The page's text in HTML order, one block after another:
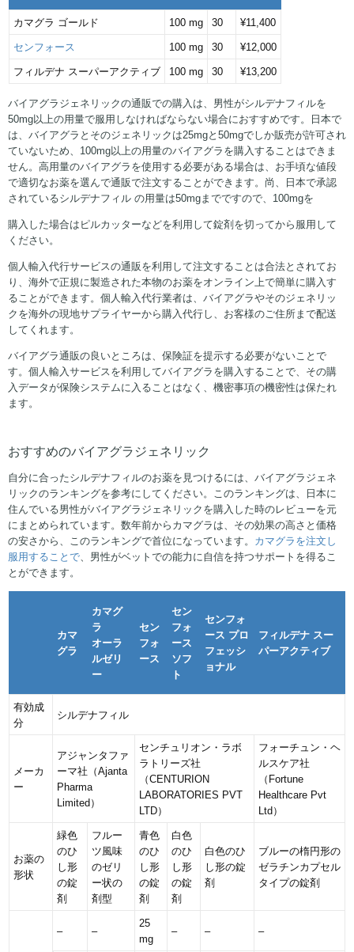
カマグラ ゴールド 100 mg 30
¥11,400
センフォース
100 mg 30
¥12,000
フィルデナ スーパーアクティブ
100 mg 30 ¥13,200
バイアグラジェネリックの通販での購入は、男性がシルデナフィルを
50mg以上の用量で服用しなければならない場合におすすめです。日本で
は、バイアグラとそのジェネリックは25mgと50mgでしか販売が許可され
ていないため、100mg以上の用量のバイアグラを購入することはできま
せん。高用量のバイアグラを使用する必要がある場合は、お手頃な値段
で適切なお薬を選んで通販で注文することができます。尚、日本で承認
されているシルデナフィル の用量は50mgまでですので、100mgを
購入した場合はピルカッターなどを利用して錠剤を切ってから服用して
ください。
個人輸入代行サービスの通販を利用して注文することは合法とされてお
り、海外で正規に製造された本物のお薬をオンライン上で簡単に購入す
ることができます。個人輸入代行業者は、バイアグラやそのジェネリッ
クを海外の現地サプライヤーから購入代行し、お客様のご住所まで配送
してくれます。
バイアグラ通販の良いところは、保険証を提示する必要がないことで
す。個人輸入サービスを利用してバイアグラを購入することで、その購
入データが保険システムに入ることはなく、機密事項の機密性は保たれ
ます。
おすすめのバイアグラジェネリック
自分に合ったシルデナフィルのお薬を見つけるには、バイアグラジェネ
リックのランキングを参考にしてください。このランキングは、日本に
住んでいる男性がバイアグラジェネリックを購入した時のレビューを元
にまとめられています。数年前からカマグラは、その効果の高さと価格
の安さから、このランキングで首位になっています。 カマグラを注文し
服用することで 、男性がベットでの能力に自信を持つサポートを得るこ
とができます。
カマ
グラ
カマグ
ラ
オーラ
ルゼリ
ー
セン
フォ
ース
セン
フォ
ース
ソフ
ト
センフォ
ース プロ
フェッシ
ョナル
フィルデナ スー
パーアクティブ
有効成
分
シルデナフィル
メーカ
ー
アジャンタファ
ーマ社（Ajanta
Pharma
Limited）
センチュリオン・ラボ
ラトリーズ社
（CENTURION
LABORATORIES PVT
LTD）
フォーチュン・ヘ
ルスケア社
（Fortune
Healthcare Pvt
Ltd）
お薬の
形状
緑色
のひ
し形
の錠
剤
フルー
ツ風味
のゼリ
ー状の
剤型
青色
のひ
し形
の錠
剤
白色
のひ
し形
の錠
剤
白色のひ
し形の錠
剤
ブルーの楕円形の
ゼラチンカプセル
タイプの錠剤
– –
25
mg
– – –